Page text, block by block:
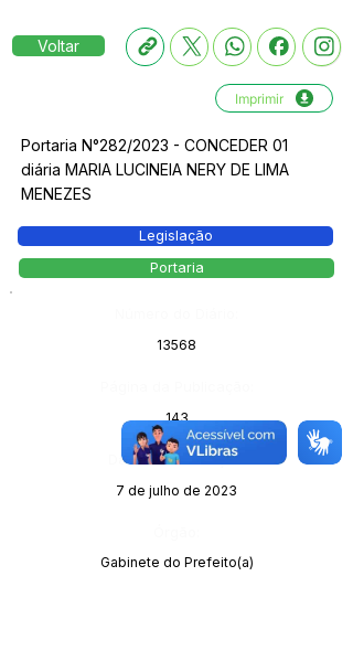
Voltar
Imprimir
Portaria N°282/2023 - CONCEDER 01
diária MARIA LUCINEIA NERY DE LIMA
MENEZES
Legislação
Portaria
13568
143
Data da Publicação:
7 de julho de 2023
Gabinete do Prefeito(a)